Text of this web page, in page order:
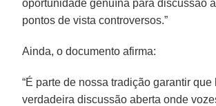
oportunidade genuína para discussão
pontos de vista controversos.”
Ainda, o documento afirma:
“É parte de nossa tradição garantir que
verdadeira discussão aberta onde